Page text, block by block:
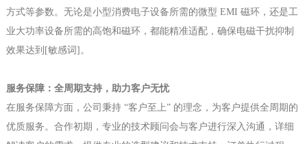
方式等参数。无论是小型消费电子设备所需的微型 EMI 磁环，还是工
业大功率设备所需的高饱和磁环，都能精准适配，确保电磁干扰抑制
效果达到[敏感词]。
服务保障：全周期支持，助力客户无忧
在服务保障方面，公司秉持 “客户至上” 的理念，为客户提供全周期的
优质服务。合作初期，专业的技术顾问会与客户进行深入沟通，详细